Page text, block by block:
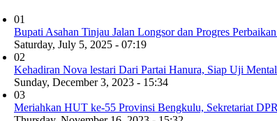
01
Bupati Asahan Tinjau Jalan Longsor dan Progres
Saturday, July 5, 2025 - 07:19
02
Kehadiran Nova lestari Dari Partai Hanura, Siap Uji
Sunday, December 3, 2023 - 15:34
03
Meriahkan HUT ke-55 Provinsi Bengkulu, Sekretariat